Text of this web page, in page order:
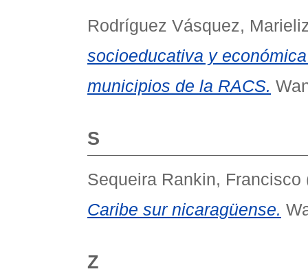
Rodríguez Vásquez,
socioeducativa y
municipios de la RACS.
S
Sequeira Rankin, Francisco
Caribe sur nicaragüense.
Z